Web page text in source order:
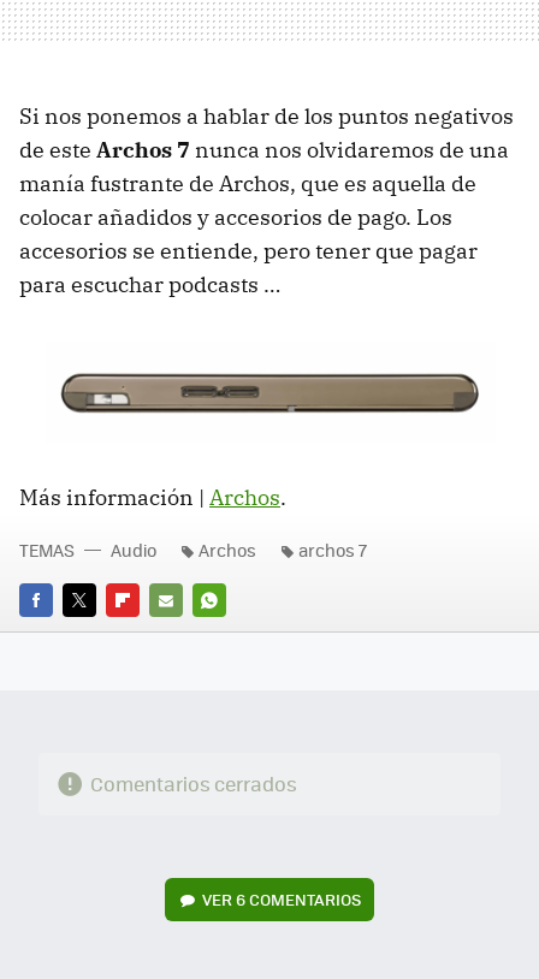
Si nos ponemos a hablar de los puntos negativos
de este Archos 7 nunca nos olvidaremos de una
manía fustrante de Archos, que es aquella de
colocar añadidos y accesorios de pago. Los
accesorios se entiende, pero tener que pagar
para escuchar podcasts …
Más información | Archos.
FACEBOOK
TWITTERFLIPBOARD
E-
WHATSAPP
TEMAS Audio Archos archos 7
Comentarios cerrados
VER6 COMENTARIOS